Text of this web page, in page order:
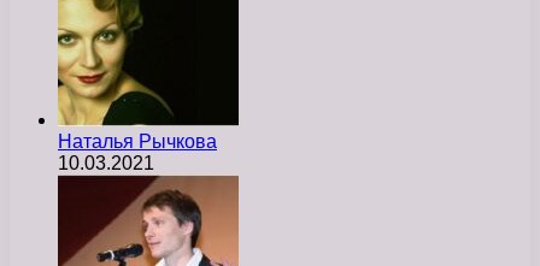
Наталья Рычкова
10.03.2021